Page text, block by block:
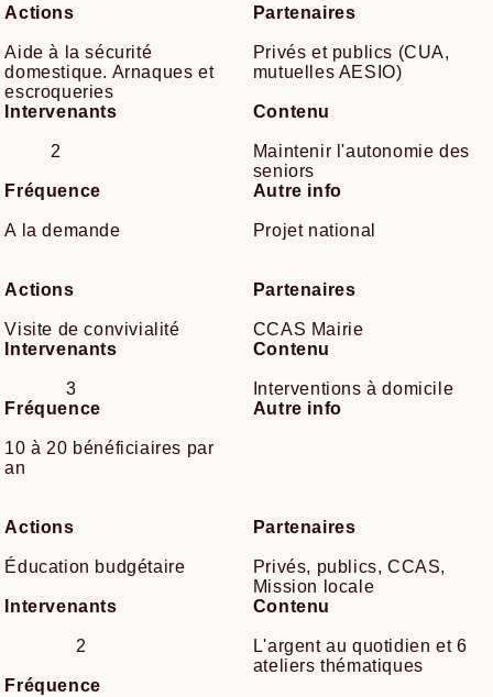
Actions
Aide à la sécurité
domestique. Arnaques et
escroqueries
Partenaires
Privés et publics (CUA,
mutuelles AESIO)
Intervenants
2
Contenu
Maintenir l'autonomie des
seniors
Fréquence
A la demande
Autre info
Projet national
Actions
Visite de convivialité
Partenaires
CCAS Mairie
Intervenants
3
Contenu
Interventions à domicile
Fréquence
10 à 20 bénéficiaires par
an
Autre info
Actions
Éducation budgétaire
Partenaires
Privés, publics, CCAS,
Mission locale
Intervenants
2
Contenu
L'argent au quotidien et 6
ateliers thématiques
Fréquence